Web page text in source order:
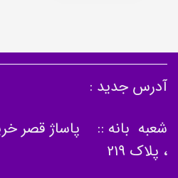
آدرس جدید :
شعبه بانه :: پاساژ قصر
، پلاک 219